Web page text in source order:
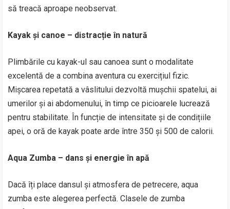
să treacă aproape neobservat.
Kayak și canoe – distracție în natură
Plimbările cu kayak-ul sau canoea sunt o modalitate
excelentă de a combina aventura cu exercițiul fizic.
Mișcarea repetată a vâslitului dezvoltă mușchii spatelui, ai
umerilor și ai abdomenului, în timp ce picioarele lucrează
pentru stabilitate. În funcție de intensitate și de condițiile
apei, o oră de kayak poate arde între 350 și 500 de calorii.
Aqua Zumba – dans și energie în apă
Dacă îți place dansul și atmosfera de petrecere, aqua
zumba este alegerea perfectă. Clasele de zumba